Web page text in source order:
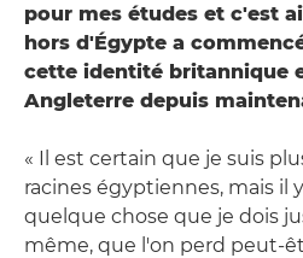
pour mes études et c'est
hors d'Égypte a
cette identité britannique
Angleterre depuis
« Il est certain que je suis
racines égyptiennes, mais il
quelque chose que je dois
même, que l'on perd peut-